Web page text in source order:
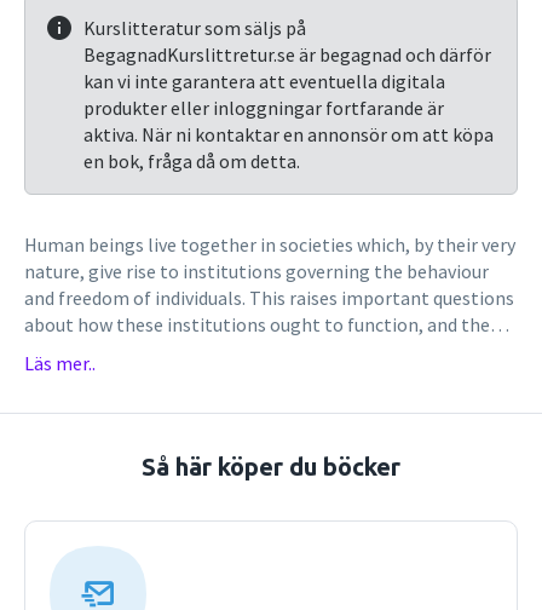
Kurslitteratur som säljs på
BegagnadKurslittretur.se är begagnad och därför
kan vi inte garantera att eventuella digitala
produkter eller inloggningar fortfarande är
aktiva. När ni kontaktar en annonsör om att köpa
en bok, fråga då om detta.
Human beings live together in societies which, by their very
nature, give rise to institutions governing the behaviour
and freedom of individuals. This raises important questions
about how these institutions ought to function, and the
extent to which actual systems of government succeed or
fail in meeting these ideals. This Oxford Reader contains
which the powers of the State are justified, the tension
between liberty and rights, and the way resources should be
discussed, by contributors ranging from Plato and Aristotle
to Foucault, Isaiah Berlin, and Martin LutherKing.
Läs mer..
Så här köper du böcker